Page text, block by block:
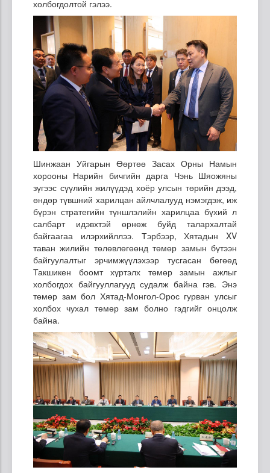
холбогдолтой гэлээ.
Шинжаан Уйгарын Өөртөө Засах Орны Намын
хорооны Нарийн бичгийн дарга Чэнь Шяожяны
зүгээс сүүлийн жилүүдэд хоёр улсын төрийн дээд,
өндөр түвшний харилцан айлчлалууд нэмэгдэж, иж
бүрэн стратегийн түншлэлийн харилцаа бүхий л
салбарт идэвхтэй өрнөж буйд талархалтай
байгаагаа илэрхийллээ. Тэрбээр, Хятадын XV
таван жилийн төлөвлөгөөнд төмөр замын бүтээн
байгуулалтыг эрчимжүүлэхээр тусгасан бөгөөд
Такшикен боомт хүртэлх төмөр замын ажлыг
холбогдох байгууллагууд судалж байна гэв. Энэ
төмөр зам бол Хятад-Монгол-Орос гурван улсыг
холбох чухал төмөр зам болно гэдгийг онцолж
байна.